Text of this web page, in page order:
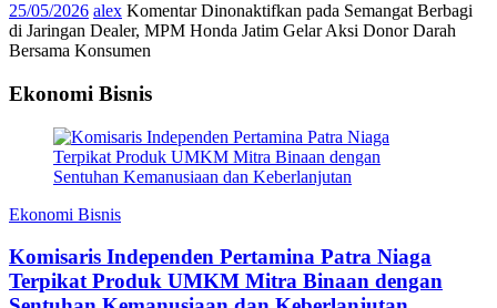
25/05/2026 alex Komentar Dinonaktifkan pada Semangat Berbagi
di Jaringan Dealer, MPM Honda Jatim Gelar Aksi Donor Darah
Bersama Konsumen
Ekonomi Bisnis
Ekonomi Bisnis
Komisaris Independen Pertamina Patra Niaga
Terpikat Produk UMKM Mitra Binaan dengan